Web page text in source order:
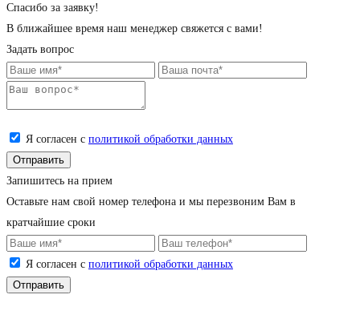
Cпасибо за заявку!
В ближайшее время наш менеджер свяжется с вами!
Задать вопрос
Я согласен с политикой обработки данных
Запишитесь на прием
Оставьте нам свой номер телефона и мы перезвоним Вам в
кратчайшие сроки
Я согласен с политикой обработки данных